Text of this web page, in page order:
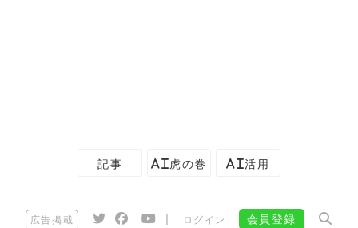
記事 AI虎の巻 AI活用
広告掲載 ログイン 会員登録